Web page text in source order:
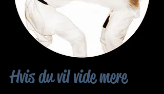
Hvis du vil vide mere